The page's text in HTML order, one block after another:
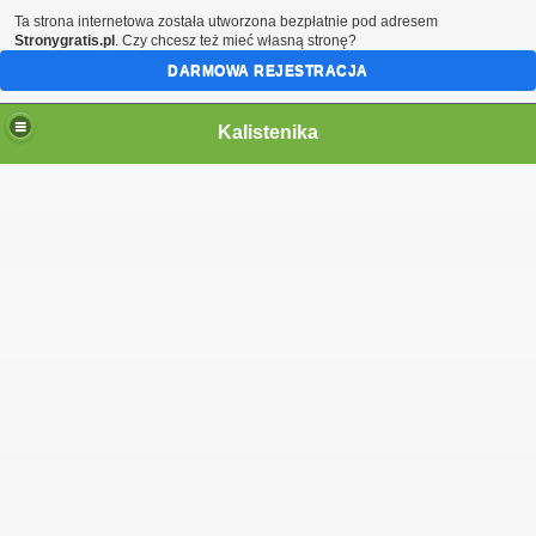
Kalistenika
Ta strona internetowa została utworzona bezpłatnie pod adresem
Stronygratis.pl . Czy chcesz też mieć własną stronę?
DARMOWA REJESTRACJA